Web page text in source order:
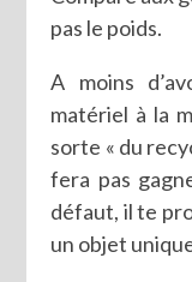
pas le poids.
A moins
matériel à la
sorte « du
fera pas
défaut, il te
un objet